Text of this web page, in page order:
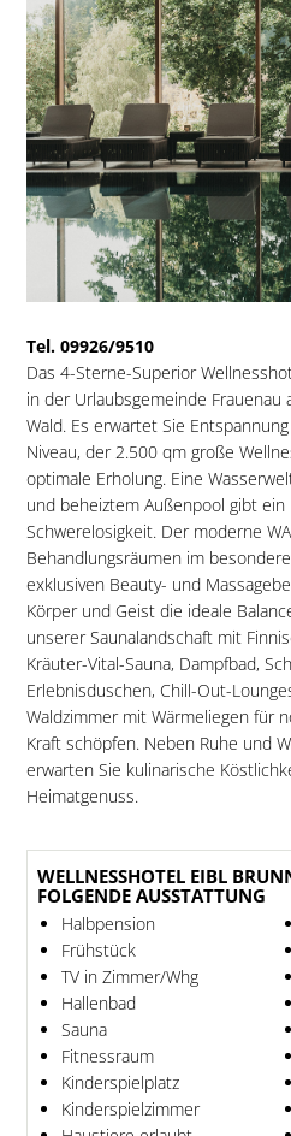
Tel. 09926/9510
Das 4-Sterne-Superior
in der Urlaubsgemeinde Frauenau
Wald. Es erwartet Sie
Niveau, der 2.500 qm große
optimale Erholung. Eine
und beheiztem Außenpool gibt ein
Schwerelosigkeit. Der moderne
Behandlungsräumen im
exklusiven Beauty- und
Körper und Geist die ideale
unserer Saunalandschaft mit
Kräuter-Vital-Sauna, Dampfbad,
Erlebnisduschen, Chill-Out-
Waldzimmer mit Wärmeliegen für
Kraft schöpfen. Neben Ruhe und
erwarten Sie kulinarische
Heimatgenuss.
WELLNESSHOTEL EIBL
FOLGENDE AUSSTATTUNG
Halbpension
Frühstück
TV in Zimmer/Whg
Hallenbad
Sauna
Fitnessraum
Kinderspielplatz
Kinderspielzimmer